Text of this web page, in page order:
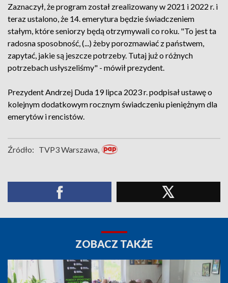
Zaznaczył, że program został zrealizowany w 2021 i 2022 r. i
teraz ustalono, że 14. emerytura będzie świadczeniem
stałym, które seniorzy będą otrzymywali co roku. "To jest ta
radosna sposobność, (...) żeby porozmawiać z państwem,
zapytać, jakie są jeszcze potrzeby. Tutaj już o różnych
potrzebach usłyszeliśmy" - mówił prezydent.
Prezydent Andrzej Duda 19 lipca 2023 r. podpisał ustawę o
kolejnym dodatkowym rocznym świadczeniu pieniężnym dla
emerytów i rencistów.
Źródło: TVP3 Warszawa,
ZOBACZ TAKŻE